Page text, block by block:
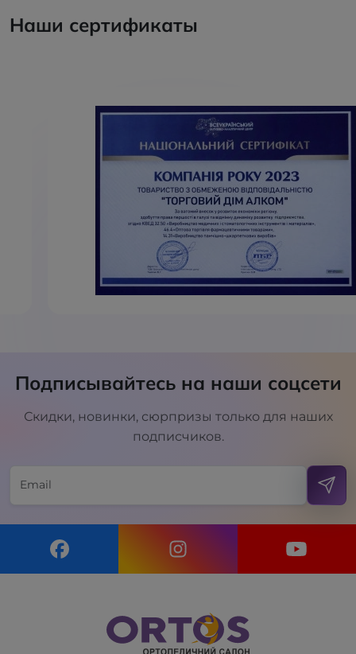
Наши сертификаты
Подписывайтесь на наши соцсети
Скидки, новинки, сюрпризы только для наших
подписчиков.